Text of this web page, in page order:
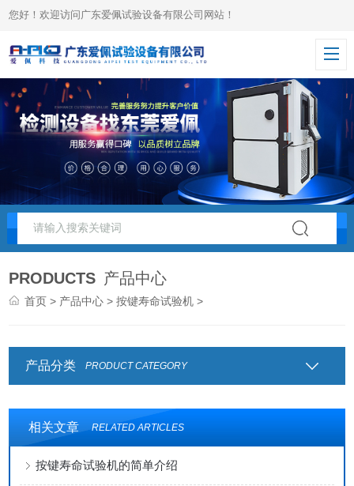
您好！欢迎访问广东爱佩试验设备有限公司网站！
PRODUCTS 产品中心
首页 > 产品中心 >按键寿命试验机 >
产品分类 PRODUCT CATEGORY
相关文章 RELATED ARTICLES
按键寿命试验机的简单介绍